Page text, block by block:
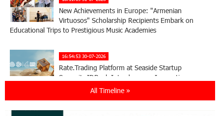
New Achievements in Europe: "Armenian
Virtuosos" Scholarship Recipients Embark on
Educational Trips to Prestigious Music Academies
16:54:53 30-07-2026
Rate.Trading Platform at Seaside Startup
Summit: IDBank Introduces an Innovative
All Timeline »